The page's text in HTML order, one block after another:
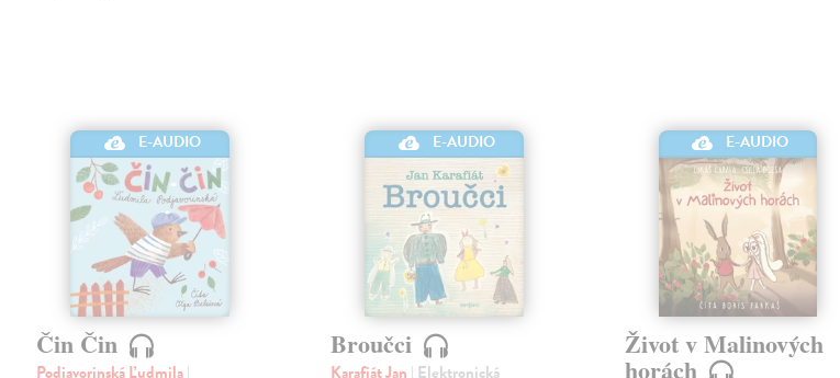
E-AUDIO
Čin Čin
Podjavorinská Ľudmila|
E-AUDIO
Broučci
Karafiát Jan | Elektronická
E-AUDIO
Život v Malinových
horách